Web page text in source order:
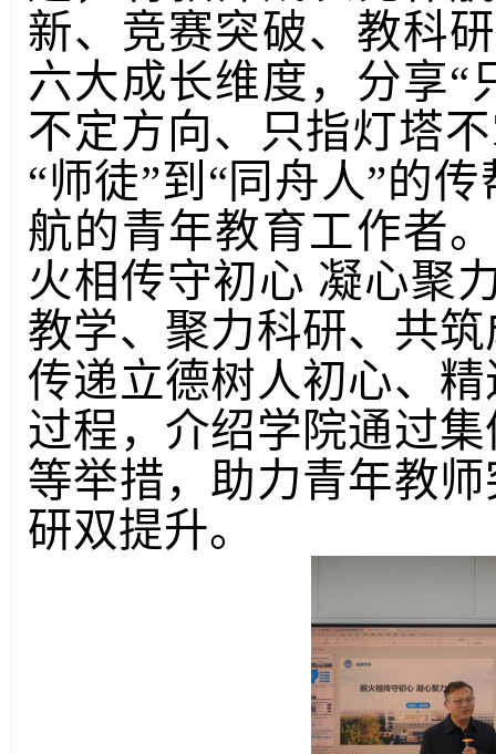
新、竞赛突破、教科
六大成长维度，分享“
不定方向、只指灯塔
“师徒”到“同舟人”的
航的青年教育工作者。
火相传守初心 凝心聚
教学、聚力科研、共
传递立德树人初心、
过程，介绍学院通过
等举措，助力青年教
研双提升。